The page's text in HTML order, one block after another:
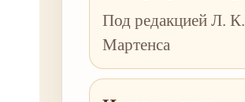
Под редакцией Л. К.
Мартенса